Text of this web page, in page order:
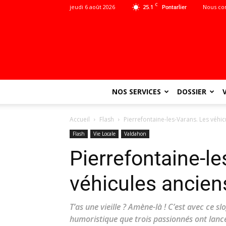
25.1 C Pontarlier
jeudi 6 août 2026 Nous
NOS SERVICES DOSSIER
Accueil Flash Pierrefontaine-les-Varans. Les
Flash Vie Locale Valdahon
Pierrefontaine-
véhicules
T’as une vieille ? Amène-là ! C’est avec
humoristique que trois passionnés ont